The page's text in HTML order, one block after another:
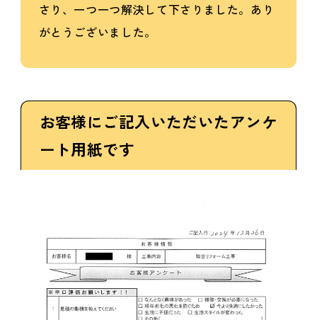
さり、一つ一つ解決して下さりました。あり
がとうございました。
お客様にご記入いただいたアンケ
ート用紙です